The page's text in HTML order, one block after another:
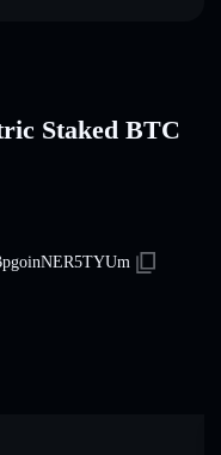
Staked BTC